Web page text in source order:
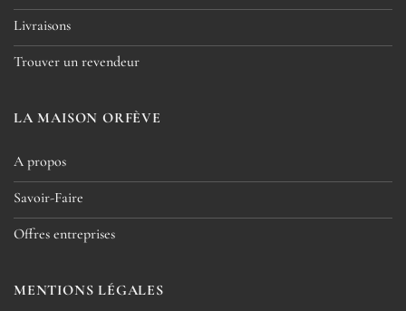
Livraisons
Trouver un revendeur
LA MAISON ORFÈVE
A propos
Savoir-Faire
Offres entreprises
MENTIONS LÉGALES